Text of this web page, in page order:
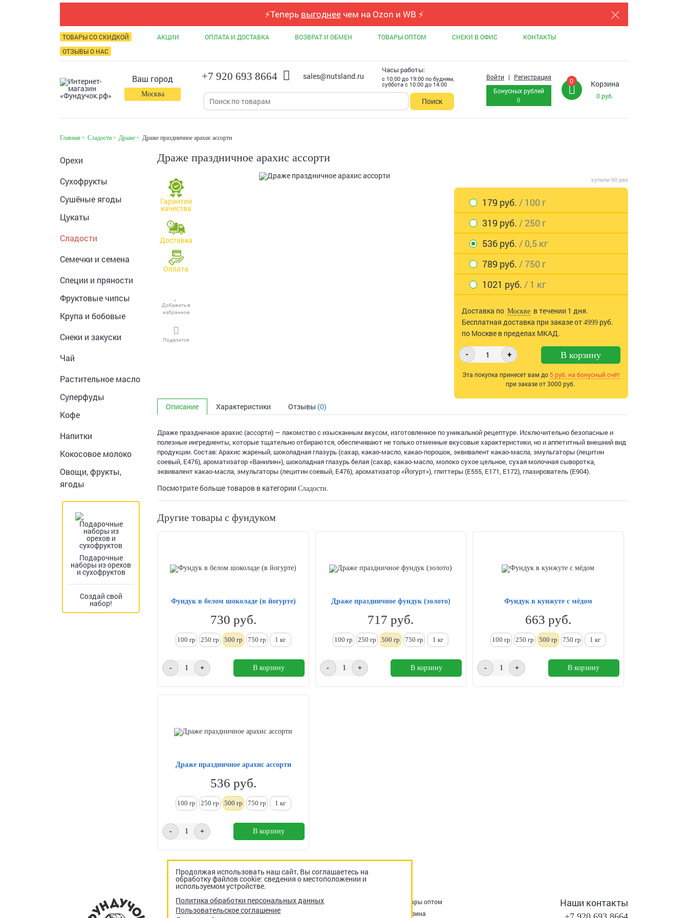
⚡Теперь выгоднеечем на Ozon и WB ⚡
ТОВАРЫ СО СКИДКОЙ АКЦИИ ОПЛАТА И ДОСТАВКА ВОЗВРАТ И ОБМЕН ТОВАРЫ ОПТОМ СНЕКИ В ОФИС
КОНТАКТЫ
ОТЗЫВЫ О НАС
Ваш город
Москва
+7 920 693 8664 sales@nutsland.ru
Часы работы:
с 10:00 до 19:00 по будням,
суббота с 10:00 до 14:00
Поиск
Войти |
Регистрация
Бонусных рублей
0
0 Корзина
0 руб.
Главная Сладости Драже Драже праздничное арахис ассорти
Орехи
Сухофрукты
Сушёные ягоды
Цукаты
Сладости
Семечки и семена
Специи и пряности
Фруктовые чипсы
Крупа и бобовые
Снеки и закуски
Чай
Растительное масло
Суперфуды
Кофе
Напитки
Кокосовое молоко
Овощи, фрукты,
ягоды
Подарочные
наборы из орехов
и сухофруктов
Создай свой
набор!
Драже праздничное арахис ассорти
Гарантия
качества
Доставка
Оплата
Добавить в
избранное
Поделится
купили 60 раз
179 руб. / 100 г
319 руб. / 250 г
536 руб. / 0,5 кг
789 руб. / 750 г
1021 руб. / 1 кг
Доставка по Москве в течении 1 дня.
Бесплатная доставка при заказе от 4999руб.
по Москве в пределах МКАД.
- + В корзину
Эта покупка принесет вам до 5 руб. на бонусный счёт
при заказе от 3000 руб.
Описание Характеристики Отзывы (0)
Драже праздничное арахис (ассорти) — лакомство с изысканным вкусом, изготовленное по уникальной рецептуре. Исключительно безопасные и
полезные ингредиенты, которые тщательно отбираются, обеспечивают не только отменные вкусовые характеристики, но и аппетитный внешний вид
продукции. Состав: Арахис жареный, шоколадная глазурь (сахар, какао-масло, какао-порошок, эквивалент какао-масла, эмульгаторы (лецитин
соевый, Е476), ароматизатор «Ванилин»), шоколадная глазурь белая (сахар, какао-масло, молоко сухое цельное, сухая молочная сыворотка,
эквивалент какао-масла, эмульгаторы (лецитин соевый, Е476), ароматизатор «Йогурт»), глиттеры (Е555, Е171, Е172), глазирователь (Е904).
Посмотрите больше товаров в категории Сладости.
Другие товары с фундуком
Фундук в белом шоколаде (в йогурте)
730 руб.
100 гр 250 гр 500 гр 750 гр 1кг
- + В корзину
Драже праздничное фундук (золото)
717 руб.
100 гр 250гр 500 гр 750 гр 1 кг
- + В корзину
Фундук в кунжуте с мёдом
663 руб.
100 гр 250 гр 500 гр 750 гр 1кг
- + В корзину
Драже праздничное арахис ассорти
536 руб.
100 гр 250 гр 500 гр 750 гр 1кг
- + В корзину
Акции Оплата и доставка
Товары оптом
Снеки в офис
Корзина
Наши контакты
Продолжая использовать наш сайт, Вы соглашаетесь на
обработку файлов cookie: сведения о местоположении и
используемом устройстве.
Политика обработки персональных данных
Пользовательское соглашение